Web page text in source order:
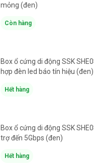
mỏng (đen)
Còn hàng
Box ổ cứng di động SSK
hợp đèn led báo tín hiệu (đen)
Hết hàng
Box ổ cứng di động SSK
trợ đến 5Gbps (đen)
Hết hàng